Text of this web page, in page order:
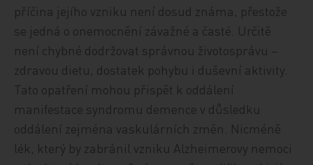
příčina jejího vzniku není dosud známa, přestože
se jedná o onemocnění závažné a časté. Určitě
není chybné dodržovat správnou životosprávu –
zdravou dietu, dostatek pohybu i duševní aktivity.
Tato opatření mohou přispět k oddálení
manifestace syndromu demence v důsledku
oddálení zejména vaskulárních změn. Nicméně
lék, který by zabránil vzniku Alzheimerovy nemoci